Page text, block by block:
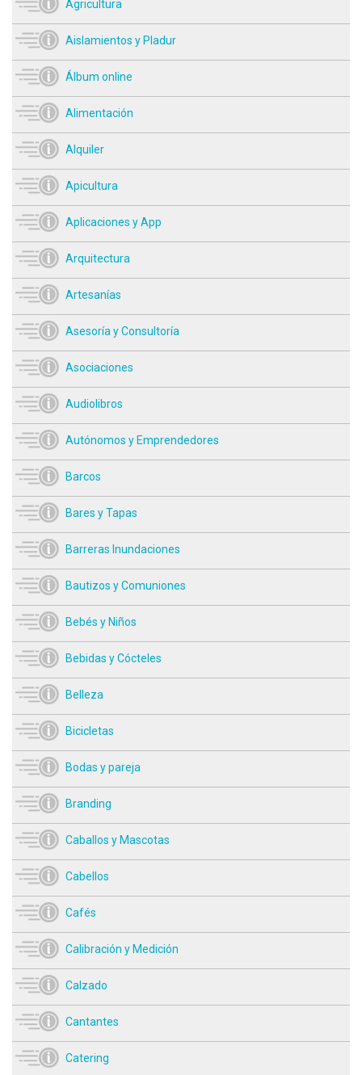
Agricultura
Aislamientos y Pladur
Álbum online
Alimentación
Alquiler
Apicultura
Aplicaciones y App
Arquitectura
Artesanías
Asesoría y Consultoría
Asociaciones
Audiolibros
Autónomos y Emprendedores
Barcos
Bares y Tapas
Barreras Inundaciones
Bautizos y Comuniones
Bebés y Niños
Bebidas y Cócteles
Belleza
Bicicletas
Bodas y pareja
Branding
Caballos y Mascotas
Cabellos
Cafés
Calibración y Medición
Calzado
Cantantes
Catering